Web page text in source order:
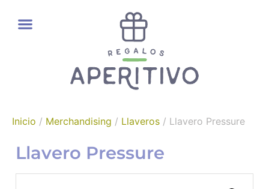
Inicio / Merchandising / Llaveros / Llavero Pressure
Llavero Pressure